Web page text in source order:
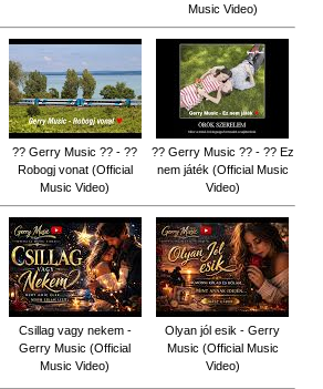
Music Video)
?? Gerry Music ?? - ??
Robogj vonat (Official
Music Video)
?? Gerry Music ?? - ?? Ez
nem játék (Official Music
Video)
Csillag vagy nekem -
Gerry Music (Official
Music Video)
Olyan jól esik - Gerry
Music (Official Music
Video)